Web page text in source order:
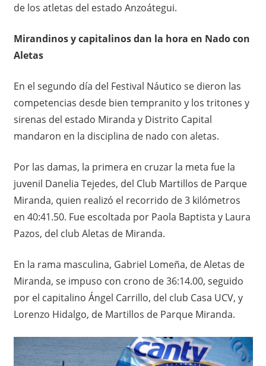
de los atletas del estado Anzoátegui.
Mirandinos y capitalinos dan la hora en Nado con
Aletas
En el segundo día del Festival Náutico se dieron las
competencias desde bien tempranito y los tritones y
sirenas del estado Miranda y Distrito Capital
mandaron en la disciplina de nado con aletas.
Por las damas, la primera en cruzar la meta fue la
juvenil Danelia Tejedes, del Club Martillos de Parque
Miranda, quien realizó el recorrido de 3 kilómetros
en 40:41.50. Fue escoltada por Paola Baptista y Laura
Pazos, del club Aletas de Miranda.
En la rama masculina, Gabriel Lomeña, de Aletas de
Miranda, se impuso con crono de 36:14.00, seguido
por el capitalino Ángel Carrillo, del club Casa UCV, y
Lorenzo Hidalgo, de Martillos de Parque Miranda.